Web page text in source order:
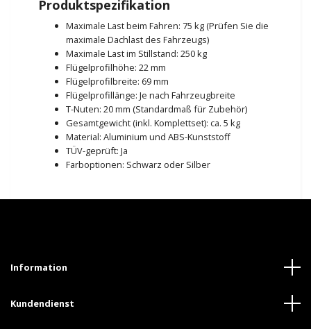
Produktspezifikation
Maximale Last beim Fahren: 75 kg (Prüfen Sie die
maximale Dachlast des Fahrzeugs)
Maximale Last im Stillstand: 250 kg
Flügelprofilhöhe: 22 mm
Flügelprofilbreite: 69 mm
Flügelprofillänge: Je nach Fahrzeugbreite
T-Nuten: 20 mm (Standardmaß für Zubehör)
Gesamtgewicht (inkl. Komplettset): ca. 5 kg
Material: Aluminium und ABS-Kunststoff
TÜV-geprüft: Ja
Farboptionen: Schwarz oder Silber
Information
Kundendienst